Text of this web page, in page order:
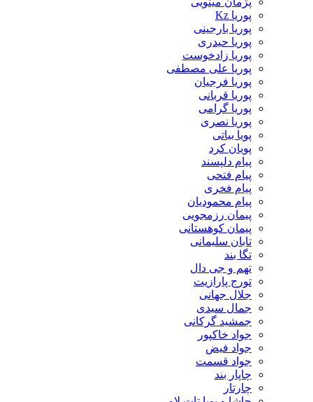
پوریا Kz
پوریا بارجینی
پوریا حیدری
پوریا زادخوست
پوریا علی مصطفی
پوریا فرجیان
پوریا قربانی
پوریا گرامی
پوریا نصری
پویا بیاتی
پویان کرد
پیام دلپسند
پیام فتحی
پیام فخری
پیام محمودیان
پیمان رزمجویی
پیمان کوهستانی
تابان سلیمانی
تگا بند
تهم و جی دال
تورج پارازیت
جلال جهانی
جمال سیدی
جمشید گرکانی
جواد خاکپور
جواد فیض
جواد قسمت
چاپار بند
چارتار